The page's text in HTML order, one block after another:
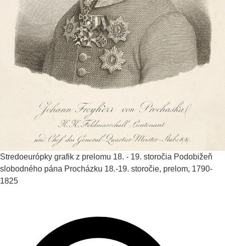
Stredoeurópky grafik z prelomu 18. - 19. storočia Podobižeň
slobodného pána Procházku 18.-19. storočie, prelom, 1790-
1825